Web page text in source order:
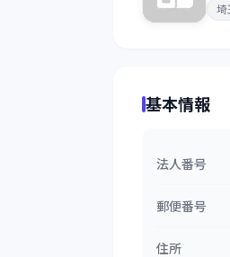
埼
基本情報
法人番号
郵便番号
住所